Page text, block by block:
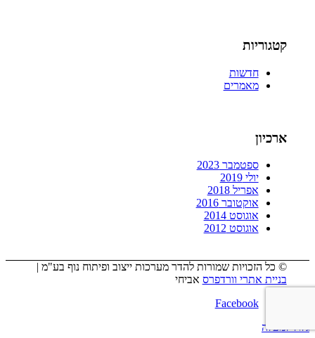
קטגוריות
חדשות
מאמרים
ארכיון
ספטמבר 2023
יולי 2019
אפריל 2018
אוקטובר 2016
אוגוסט 2014
אוגוסט 2012
© כל הזכויות שמורות להדר מערכות ייצוב ופיתוח נוף בע"מ |
בניית אתרי וורדפרס אביחי
Facebook
גלול למעלה